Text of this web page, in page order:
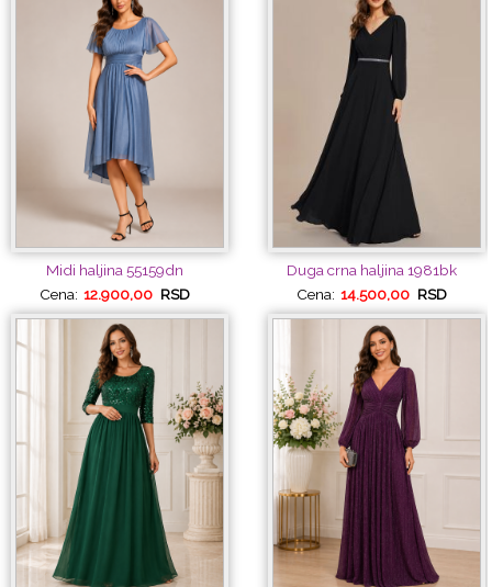
Midi haljina 55159dn
Cena: 12.900,00 RSD
Duga crna haljina 1981bk
Cena: 14.500,00 RSD